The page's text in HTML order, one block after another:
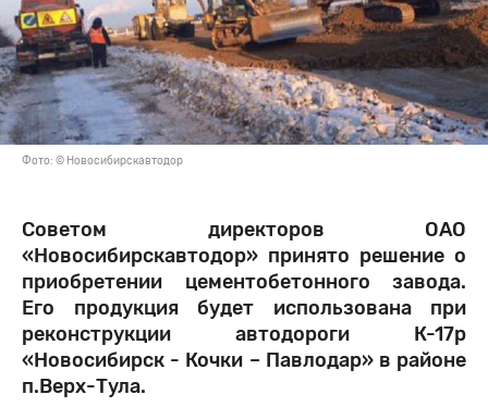
Фото: © Новосибирскавтодор
Советом директоров ОАО
«Новосибирскавтодор» принято решение о
приобретении цементобетонного завода.
Его продукция будет использована при
реконструкции автодороги К-17p
«Новосибирск - Кочки – Павлодар» в районе
п.Верх-Тула.